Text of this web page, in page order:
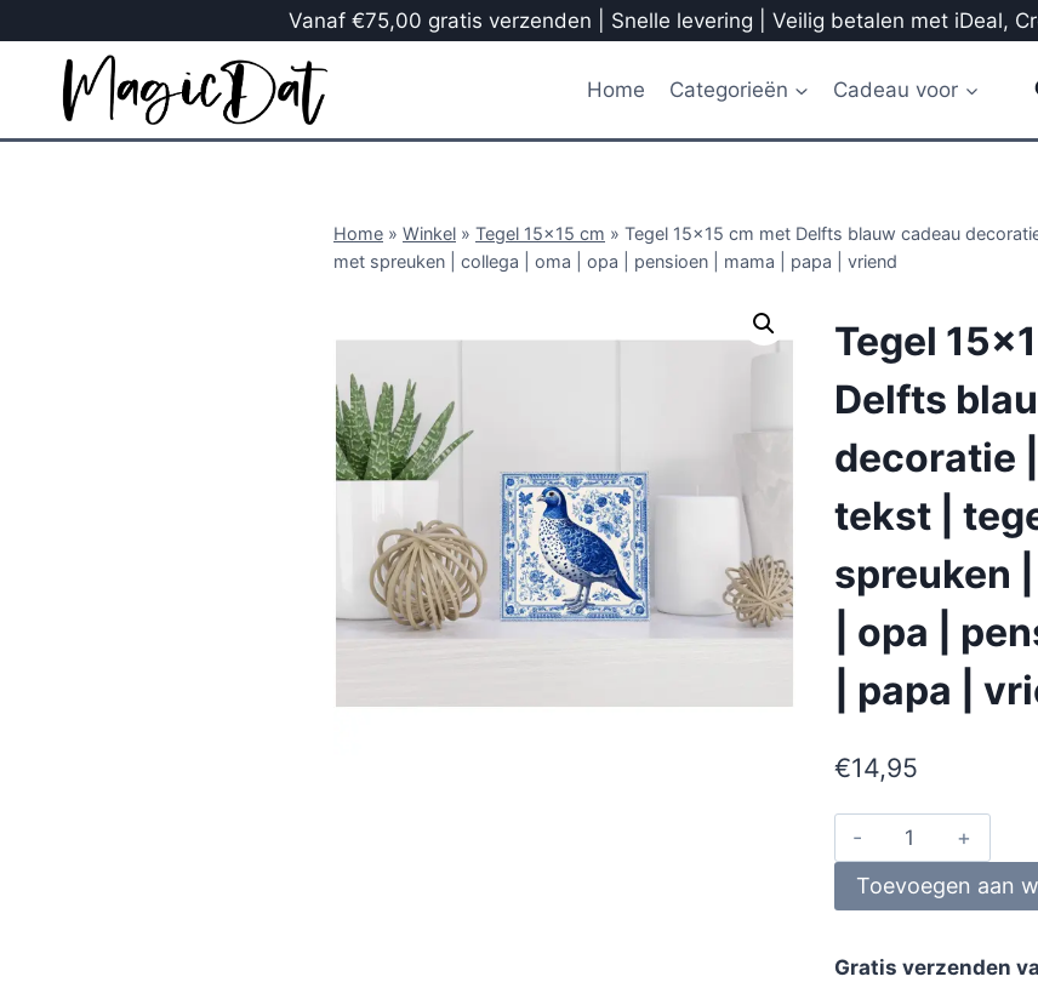
Vanaf €75,00 gratis verzenden | Snelle levering | Veilig betalen met iDeal,
Home Categorieën Cadeau voor
Home » Winkel » Tegel 15x15 cm » Tegel 15×15 cm met Delfts blauw cadeau
met spreuken | collega | oma | opa | pensioen | mama | papa | vriend
Tegel
Delfts
decoratie
tekst |
spreuken
| opa |
| papa |
€14,95
Toevoegen aan
Gratis verzenden